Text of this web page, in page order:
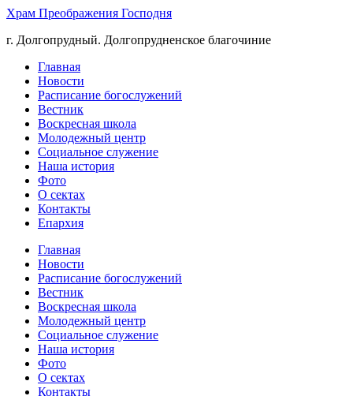
Храм Преображения Господня
г. Долгопрудный. Долгопрудненское благочиние
Главная
Новости
Расписание богослужений
Вестник
Воскресная школа
Молодежный центр
Социальное служение
Наша история
Фото
О сектах
Контакты
Епархия
Главная
Новости
Расписание богослужений
Вестник
Воскресная школа
Молодежный центр
Социальное служение
Наша история
Фото
О сектах
Контакты